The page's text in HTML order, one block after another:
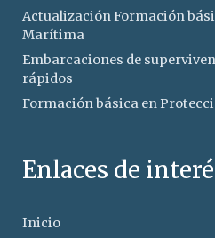
Actualización Formación
Marítima
Embarcaciones de
rápidos
Formación básica en
Enlaces de
Inicio